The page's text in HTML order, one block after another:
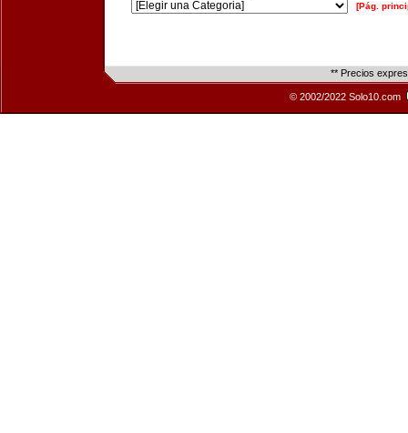
[Pág.
** Precios
© 2002/2022 Solo10.com